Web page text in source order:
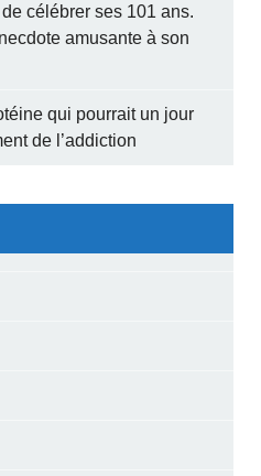
célébrer ses 101 ans.
amusante à son
qui pourrait un jour
de l’addiction